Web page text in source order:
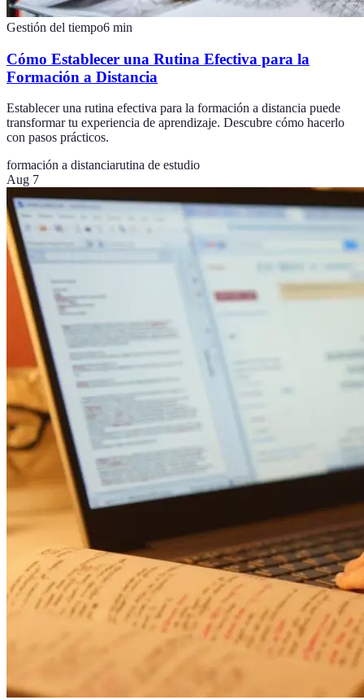
Gestión del tiempo6 min
Cómo Establecer una Rutina Efectiva para la
Formación a Distancia
Establecer una rutina efectiva para la formación a distancia puede
transformar tu experiencia de aprendizaje. Descubre cómo hacerlo
con pasos prácticos.
formación a distanciarutina de estudio
Aug 7